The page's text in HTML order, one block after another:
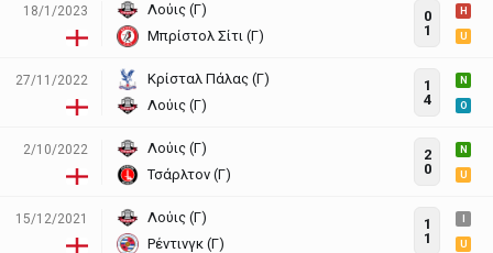
18/1/2023
Λούις (Γ)
Μπρίστολ Σίτι (Γ)
0
1
H
U
27/11/2022
Κρίσταλ Πάλας (Γ)
Λούις (Γ)
1
4
N
O
2/10/2022
Λούις (Γ)
Τσάρλτον (Γ)
2
0
N
U
15/12/2021
Λούις (Γ)
Ρέντινγκ (Γ)
1
1
U